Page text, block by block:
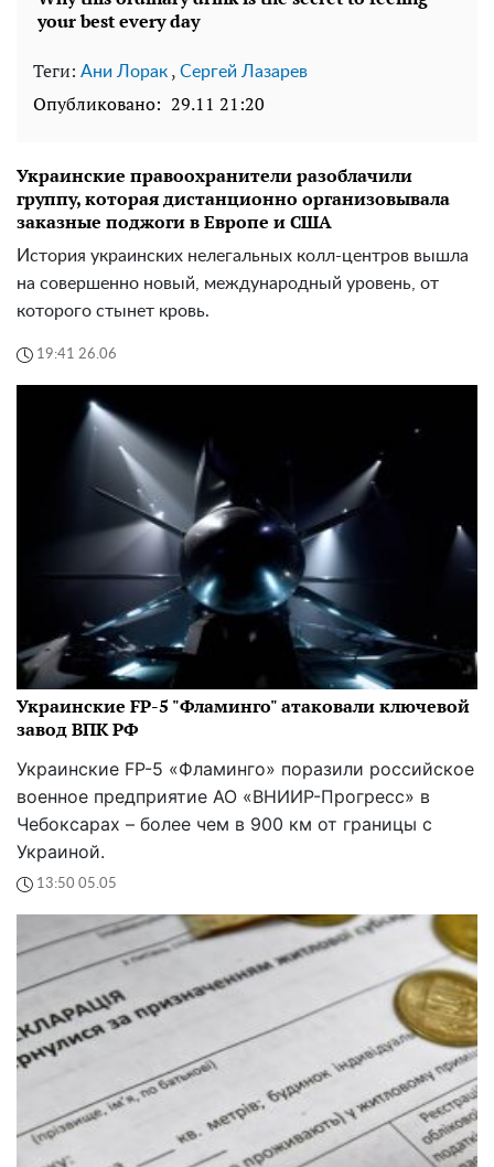
Теги: Ани Лорак , Сергей Лазарев
Опубликовано: 29.11 21:20
Украинские правоохранители разоблачили
группу, которая дистанционно организовывала
заказные поджоги в Европе и США
История украинских нелегальных колл-центров вышла
на совершенно новый, международный уровень, от
которого стынет кровь.
19:41 26.06
Украинские FP-5 "Фламинго" атаковали ключевой
завод ВПК РФ
Украинские FP-5 «Фламинго» поразили российское
военное предприятие АО «ВНИИР-Прогресс» в
Чебоксарах – более чем в 900 км от границы с
Украиной.
13:50 05.05